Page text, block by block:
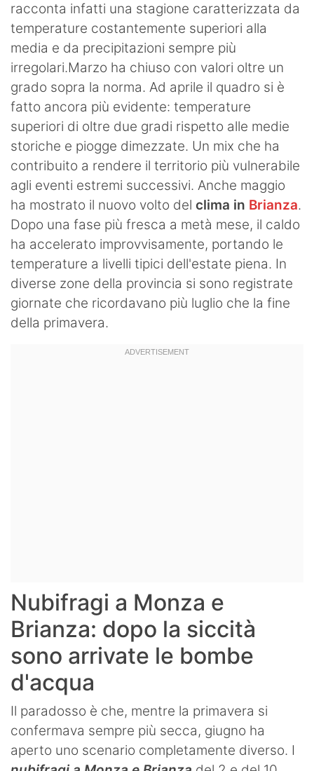
racconta infatti una stagione caratterizzata da
temperature costantemente superiori alla
media e da precipitazioni sempre più
irregolari.Marzo ha chiuso con valori oltre un
grado sopra la norma. Ad aprile il quadro si è
fatto ancora più evidente: temperature
superiori di oltre due gradi rispetto alle medie
storiche e piogge dimezzate. Un mix che ha
contribuito a rendere il territorio più vulnerabile
agli eventi estremi successivi. Anche maggio
ha mostrato il nuovo volto del clima in Brianza.
Dopo una fase più fresca a metà mese, il caldo
ha accelerato improvvisamente, portando le
temperature a livelli tipici dell'estate piena. In
diverse zone della provincia si sono registrate
giornate che ricordavano più luglio che la fine
della primavera.
Nubifragi a Monza e
Brianza: dopo la siccità
sono arrivate le bombe
d'acqua
Il paradosso è che, mentre la primavera si
confermava sempre più secca, giugno ha
aperto uno scenario completamente diverso. I